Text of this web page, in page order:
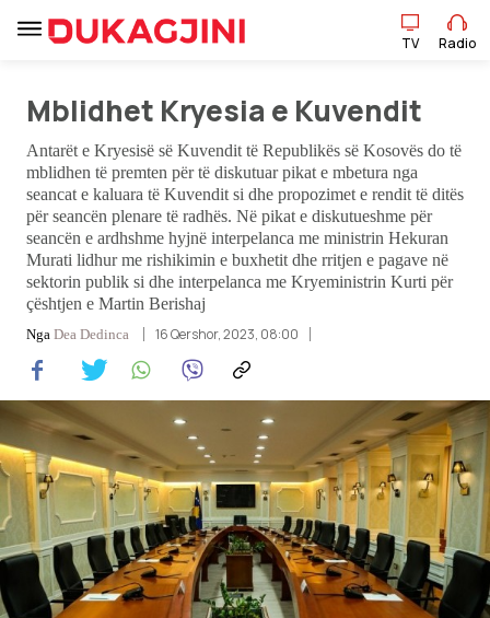
Lajme
Sport
Pikëpamje
Art Jete
Kulturë
Showbiz
Ekonomi
Teknologji
TV Radio
Mblidhet Kryesia e Kuvendit
Antarët e Kryesisë së Kuvendit të Republikës së Kosovës do të
mblidhen të premten për të diskutuar pikat e mbetura nga
seancat e kaluara të Kuvendit si dhe propozimet e rendit të ditës
për seancën plenare të radhës. Në pikat e diskutueshme për
seancën e ardhshme hyjnë interpelanca me ministrin Hekuran
Murati lidhur me rishikimin e buxhetit dhe rritjen e pagave në
sektorin publik si dhe interpelanca me Kryeministrin Kurti për
çështjen e Martin Berishaj
Nga Dea Dedinca 16 Qershor, 2023, 08:00